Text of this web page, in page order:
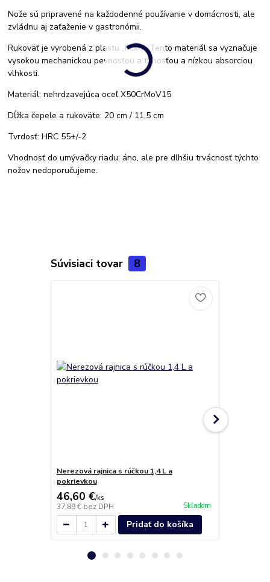
Nože sú pripravené na každodenné používanie v domácnosti, ale
zvládnu aj zaťaženie v gastronómii.
Rukoväť je vyrobená z plastu „POM“. Tento materiál sa vyznačuje
vysokou mechanickou pevnosťou a tuhosťou a nízkou absorciou
vlhkosti.
Materiál: nehrdzavejúca oceľ X50CrMoV15
Dĺžka čepele a rukoväte: 20 cm / 11,5 cm
Tvrdosť: HRC 55+/-2
Vhodnosť do umývačky riadu: áno, ale pre dlhšiu trvácnosť týchto
nožov nedoporučujeme.
Súvisiaci tovar 8
Nerezová rajnica s rúčkou 1,4 L a
pokrievkou
46,60 €/ks
37,89 € bez DPH Skladom
Pridať do košíka